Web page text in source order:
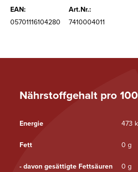
Nährstoffgehalt pro
Energie 473
Fett 0 g
- davon gesättigte Fettsäuren 0 g
EAN:
Art.Nr.:
05701116104280
7410004011